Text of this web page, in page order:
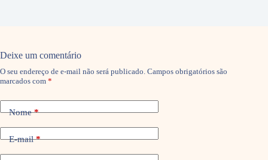
Deixe um comentário
O seu endereço de e-mail não será publicado. Campos obrigatórios são
marcados com *
Nome*
E-mail*